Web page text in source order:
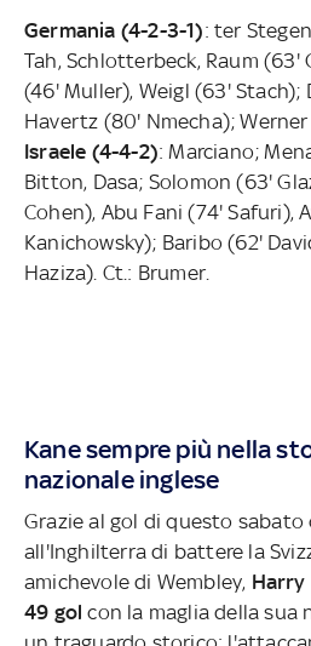
Germania (4-2-3-1): ter
Tah, Schlotterbeck, Raum (63'
(46' Muller), Weigl (63' Stach);
Havertz (80' Nmecha); Werner
Israele (4-4-2): Marciano;
Bitton, Dasa; Solomon (63'
Cohen), Abu Fani (74' Safuri),
Kanichowsky); Baribo (62'
Haziza). Ct.: Brumer.
Kane sempre più nella
nazionale inglese
Grazie al gol di questo sabato
all'Inghilterra di battere la
amichevole di Wembley, Harry
49 gol con la maglia della sua